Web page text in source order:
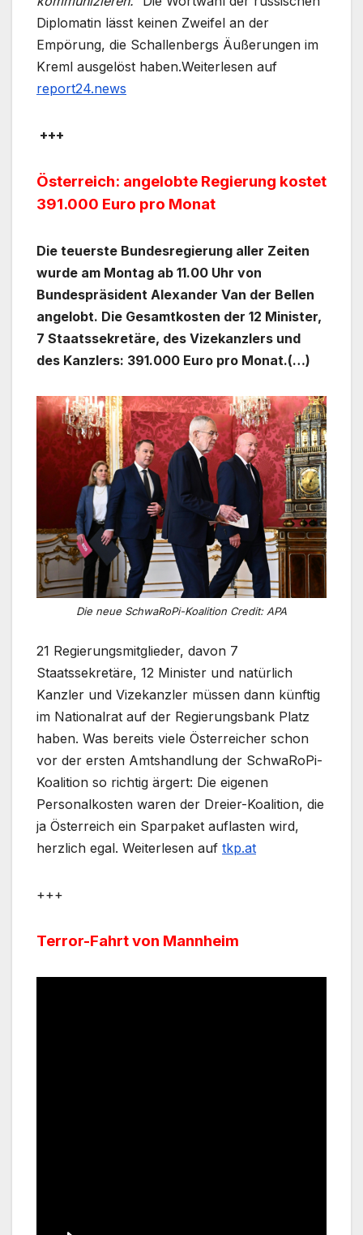
Diplomatin lässt keinen Zweifel an der
Empörung, die Schallenbergs Äußerungen im
Kreml ausgelöst haben.Weiterlesen auf
report24.news
+++
Österreich: angelobte Regierung kostet
391.000 Euro pro Monat
Die teuerste Bundesregierung aller Zeiten
wurde am Montag ab 11.00 Uhr von
Bundespräsident Alexander Van der Bellen
angelobt. Die Gesamtkosten der 12 Minister,
7 Staatssekretäre, des Vizekanzlers und
des Kanzlers: 391.000 Euro pro Monat.(…)
Die neue SchwaRoPi-Koalition Credit: APA
21 Regierungsmitglieder, davon 7
Staatssekretäre, 12 Minister und natürlich
Kanzler und Vizekanzler müssen dann künftig
im Nationalrat auf der Regierungsbank Platz
haben. Was bereits viele Österreicher schon
vor der ersten Amtshandlung der SchwaRoPi-
Koalition so richtig ärgert: Die eigenen
Personalkosten waren der Dreier-Koalition, die
ja Österreich ein Sparpaket auflasten wird,
herzlich egal. Weiterlesen auf tkp.at
+++
Terror-Fahrt von Mannheim